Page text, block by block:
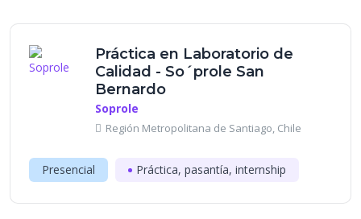
Práctica en Laboratorio de
Calidad - So´prole San
Bernardo
Soprole
Región Metropolitana de Santiago, Chile
Presencial Práctica, pasantía, internship